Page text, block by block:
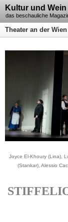
Kultur und Wein
das beschauliche
Theater an der Wien
Joyce El-Khoury (Lina),
(Stankar), Alessio